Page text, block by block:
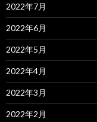
2022年7月
2022年6月
2022年5月
2022年4月
2022年3月
2022年2月